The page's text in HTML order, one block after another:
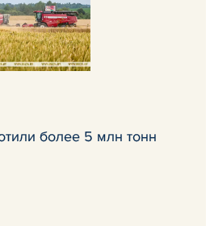
более 5 млн тонн